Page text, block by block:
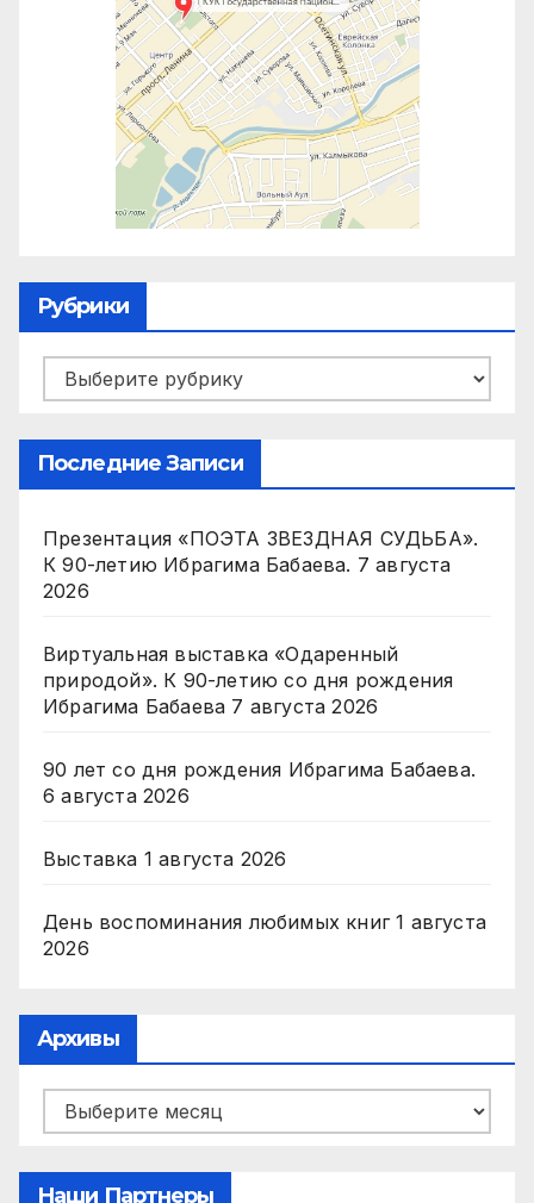
Рубрики
Рубрики
Последние Записи
Презентация «ПОЭТА ЗВЕЗДНАЯ СУДЬБА».
К 90-летию Ибрагима Бабаева. 7 августа
2026
Виртуальная выставка «Одаренный
природой». К 90-летию со дня рождения
Ибрагима Бабаева 7 августа 2026
90 лет со дня рождения Ибрагима Бабаева.
6 августа 2026
Выставка 1 августа 2026
День воспоминания любимых книг 1 августа
2026
Архивы
Архивы
Наши Партнеры